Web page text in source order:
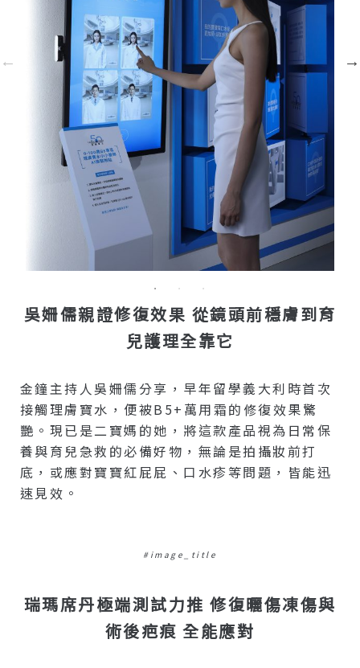
吳姍儒親證修復效果 從鏡頭前穩膚到育
兒護理全靠它
金鐘主持人吳姍儒分享，早年留學義大利時首次
接觸理膚寶水，便被B5+萬用霜的修復效果驚
艷。現已是二寶媽的她，將這款產品視為日常保
養與育兒急救的必備好物，無論是拍攝妝前打
底，或應對寶寶紅屁屁、口水疹等問題，皆能迅
速見效。
#image_title
瑞瑪席丹極端測試力推 修復曬傷凍傷與
術後疤痕 全能應對